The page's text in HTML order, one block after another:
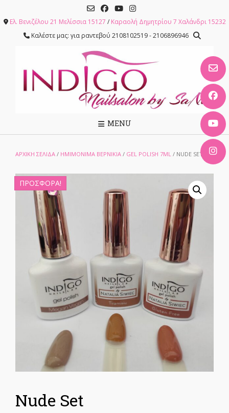
content
Ελ. Βενιζέλου 21 Μελίσσια 15127 / Καραολή Δημητρίου 7 Χαλάνδρι 15232
Καλέστε μας: για ραντεβού 2108102519 - 2106896946
MENU
ΑΡΧΙΚΉ ΣΕΛΊΔΑ / ΗΜΙΜΟΝΙΜΑ ΒΕΡΝΙΚΙΑ / GEL POLISH 7ML / NUDE SET
ΠΡΟΣΦΟΡΆ!
Nude Set